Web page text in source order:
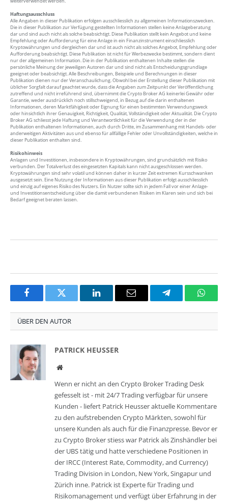
Haftungsausschluss
Alle Angaben in dieser Publikation erfolgen ausschliesslich zu allgemeinen Informationszwecken.
Die in dieser Publikation zur Verfügung gestellten Informationen stellen keine Anlageberatung
dar und sind auch nicht als solche beabsichtigt. Diese Publikation stellt kein Angebot und keine
Empfehlung oder Aufforderung für eine Anlage in ein Finanzinstrument einschliesslich
Kryptowährungen und dergleichen dar und ist auch nicht als solches Angebot, Empfehlung oder
Aufforderung beabsichtigt. Diese Publikation ist nicht für Werbezwecke bestimmt, sondern dient
nur der allgemeinen Information. Die in der Publikation enthaltenen Inhalte stellen die
persönliche Meinung der jeweiligen Autoren dar und sind nicht als Entscheidungsgrundlage
geeignet oder beabsichtigt. Alle Beschreibungen, Beispiele und Berechnungen in dieser
Publikation dienen nur der Veranschaulichung. Obwohl bei der Erstellung dieser Publikation mit
üblicher Sorgfalt darauf geachtet wurde, dass die Angaben zum Zeitpunkt der Veröffentlichung
zutreffend und nicht irreführend sind, übernimmt die Crypto Broker AG keinerlei Gewähr oder
Garantie, weder ausdrücklich noch stillschweigend, in Bezug auf die darin enthaltenen
Informationen, deren Marktfähigkeit oder Eignung für einen bestimmten Verwendungsweck
oder hinsichtlich ihrer Genauigkeit, Richtigkeit, Qualität, Vollständigkeit oder Aktualität. Die Crypto
Broker AG schliesst jede Haftung und Verantwortlichkeit für die Verwendung der in der
Publikation enthaltenen Informationen, auch durch Dritte, im Zusammenhang mit Handels- oder
anderweitigen Aktivitäten aus und ebenso für allfällige Fehler oder Unvollständigkeiten, welche in
dieser Publikation enthalten sind.
Risikohinweis
Anlagen und Investitionen, insbesondere in Kryptowährungen, sind grundsätzlich mit Risiko
verbunden. Der Totalverlust des eingesetzten Kapitals kann nicht ausgeschlossen werden.
Kryptowährungen sind sehr volatil und können daher in kurzer Zeit extremen Kursschwanken
ausgesetzt sein. Eine Nutzung der Informationen aus dieser Publikation erfolgt ausschliesslich
und einzig auf eigenes Risiko des Nutzers. Ein Nutzer sollte sich in jedem Fall vor einer Anlage-
und Investitionsentscheidung über die damit verbundenen Risiken im Klaren sein und sich bei
Bedarf geeignet beraten lassen.
FacebookTwitter LinkedInEmail Telegram
ÜBER DEN AUTOR
PATRICK HEUSSER
Website
Wenn er nicht an den Crypto Broker Trading Desk
gefesselt ist - mit 24/7 Trading verfügbar für unsere
Kunden - liefert Patrick Heusser aktuelle Kommentare
zu den aufstrebenden Crypto Märkten, sowohl für
unsere Kunden als auch für die Finanzpresse. Bevor er
zu Crypto Broker stiess war Patrick als Zinshändler bei
der UBS tätig und hatte verschiedene Positionen in
der IRCC (Interest Rate, Commodity, and Currency)
Trading Division in London, New York, Singapur und
Zürich inne. Patrick ist Experte für Trading und
Risikomanagement und verfügt über Erfahrung in der